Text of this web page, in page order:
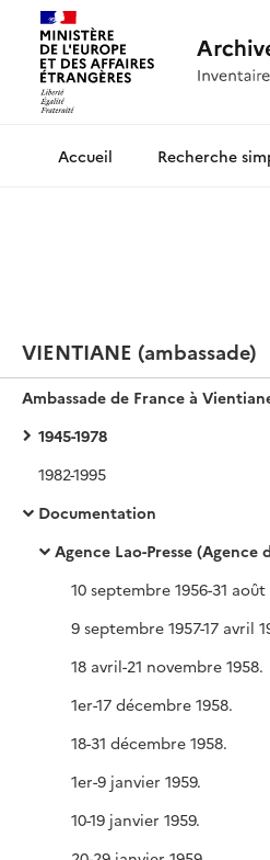
Archives diplomatiques
Recherche
VIENTIANE (ambassade)
Ambassade de France à
1945-1978
1982-1995
Documentation
Agence Lao-Presse (Agence d'information
10 septembre 1956-31 août
9 septembre 1957-17 avril
18 avril-21 novembre 1958.
1er-17 décembre 1958.
18-31 décembre 1958.
1er-9 janvier 1959.
10-19 janvier 1959.